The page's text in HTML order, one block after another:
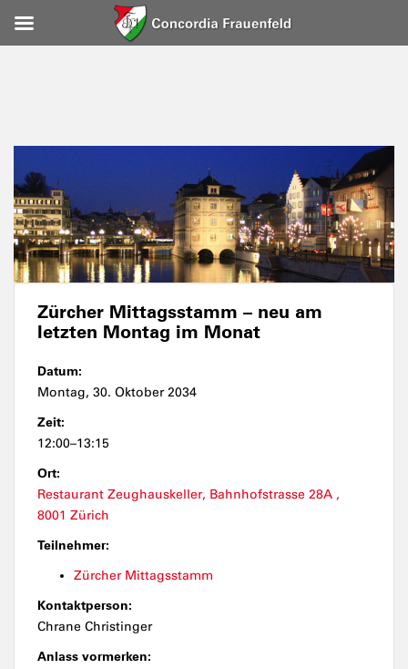
Zürcher Mittagsstamm – neu am
letzten Montag im Monat
Datum:
Montag, 30. Oktober 2034
Zeit:
12:00–13:15
Ort:
Restaurant Zeughauskeller, Bahnhofstrasse 28A ,
8001 Zürich
Teilnehmer:
Zürcher Mittagsstamm
Kontaktperson:
Chrane Christinger
Anlass vormerken: